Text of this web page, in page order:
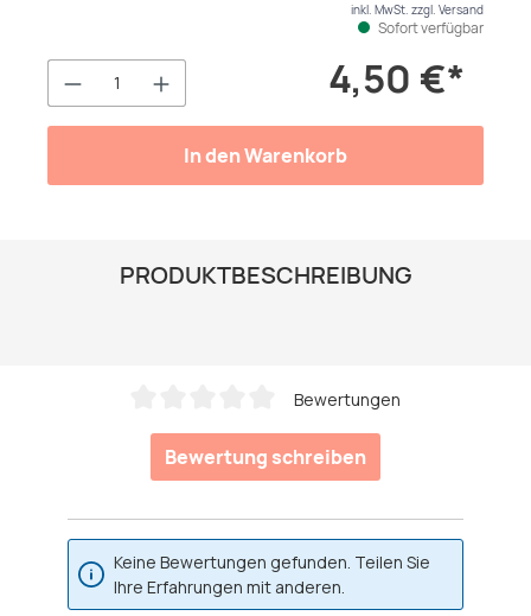
Produkt Anzahl: Gib den4,50 €*
inkl. MwSt. zzgl. Versand
Sofort verfügbar
In den Warenkorb
PRODUKTBESCHREIBUNG
Bewertungen
Bewertung schreiben
Keine Bewertungen gefunden. Teilen Sie
Ihre Erfahrungen mit anderen.